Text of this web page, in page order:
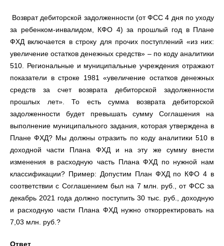
Возврат дебиторской задолженности (от ФСС 4 дня по уходу
за ребенком-инвалидом, КФО 4) за прошлый год в Плане
ФХД включается в строку для прочих поступлений «из них:
увеличение остатков денежных средств» – по коду аналитики
510. Региональные и муниципальные учреждения отражают
показатели в строке 1981 «увеличение остатков денежных
средств за счет возврата дебиторской задолженности
прошлых лет». То есть сумма возврата дебиторской
задолженности будет превышать сумму Соглашения на
выполнение муниципального задания, которая утверждена в
Плане ФХД? Мы должны отразить по коду аналитики 510 в
доходной части Плана ФХД и на эту же сумму внести
изменения в расходную часть Плана ФХД по нужной нам
классификации? Пример: Допустим План ФХД по КФО 4 в
соответствии с Соглашением был на 7 млн. руб., от ФСС за
декабрь 2021 года должно поступить 30 тыс. руб., доходную
и расходную части Плана ФХД нужно откорректировать на
7,03 млн. руб.?
Ответ